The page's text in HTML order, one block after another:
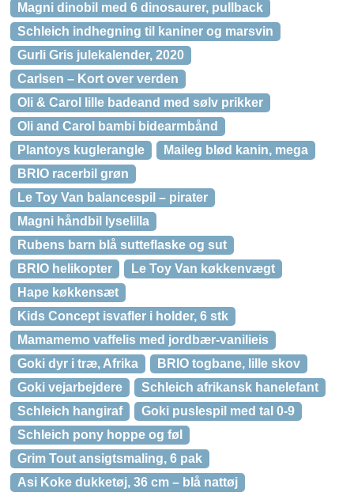
Magni dinobil med 6 dinosaurer, pullback
Schleich indhegning til kaniner og marsvin
Gurli Gris julekalender, 2020
Carlsen – Kort over verden
Oli & Carol lille badeand med sølv prikker
Oli and Carol bambi bidearmbånd
Plantoys kuglerangle
Maileg blød kanin, mega
BRIO racerbil grøn
Le Toy Van balancespil – pirater
Magni håndbil lyselilla
Rubens barn blå sutteflaske og sut
BRIO helikopter
Le Toy Van køkkenvægt
Hape køkkensæt
Kids Concept isvafler i holder, 6 stk
Mamamemo vaffelis med jordbær-vanilieis
Goki dyr i træ, Afrika
BRIO togbane, lille skov
Goki vejarbejdere
Schleich afrikansk hanelefant
Schleich hangiraf
Goki puslespil med tal 0-9
Schleich pony hoppe og føl
Grim Tout ansigtsmaling, 6 pak
Asi Koke dukketøj, 36 cm – blå nattøj